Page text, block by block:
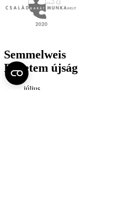
Semmelweis
Egyetem újság
július